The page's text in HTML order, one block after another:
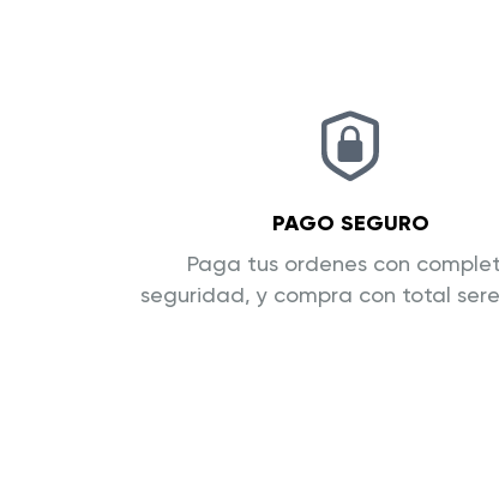
PAGO SEGURO
Paga tus ordenes con
seguridad, y compra con total